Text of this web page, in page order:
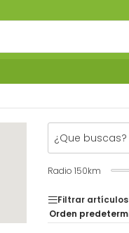
Radio 150km
Filtrar artículos